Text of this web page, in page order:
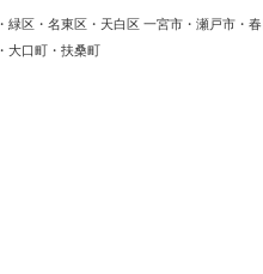
区・名東区・天白区 一宮市・瀬戸市・
口町・扶桑町